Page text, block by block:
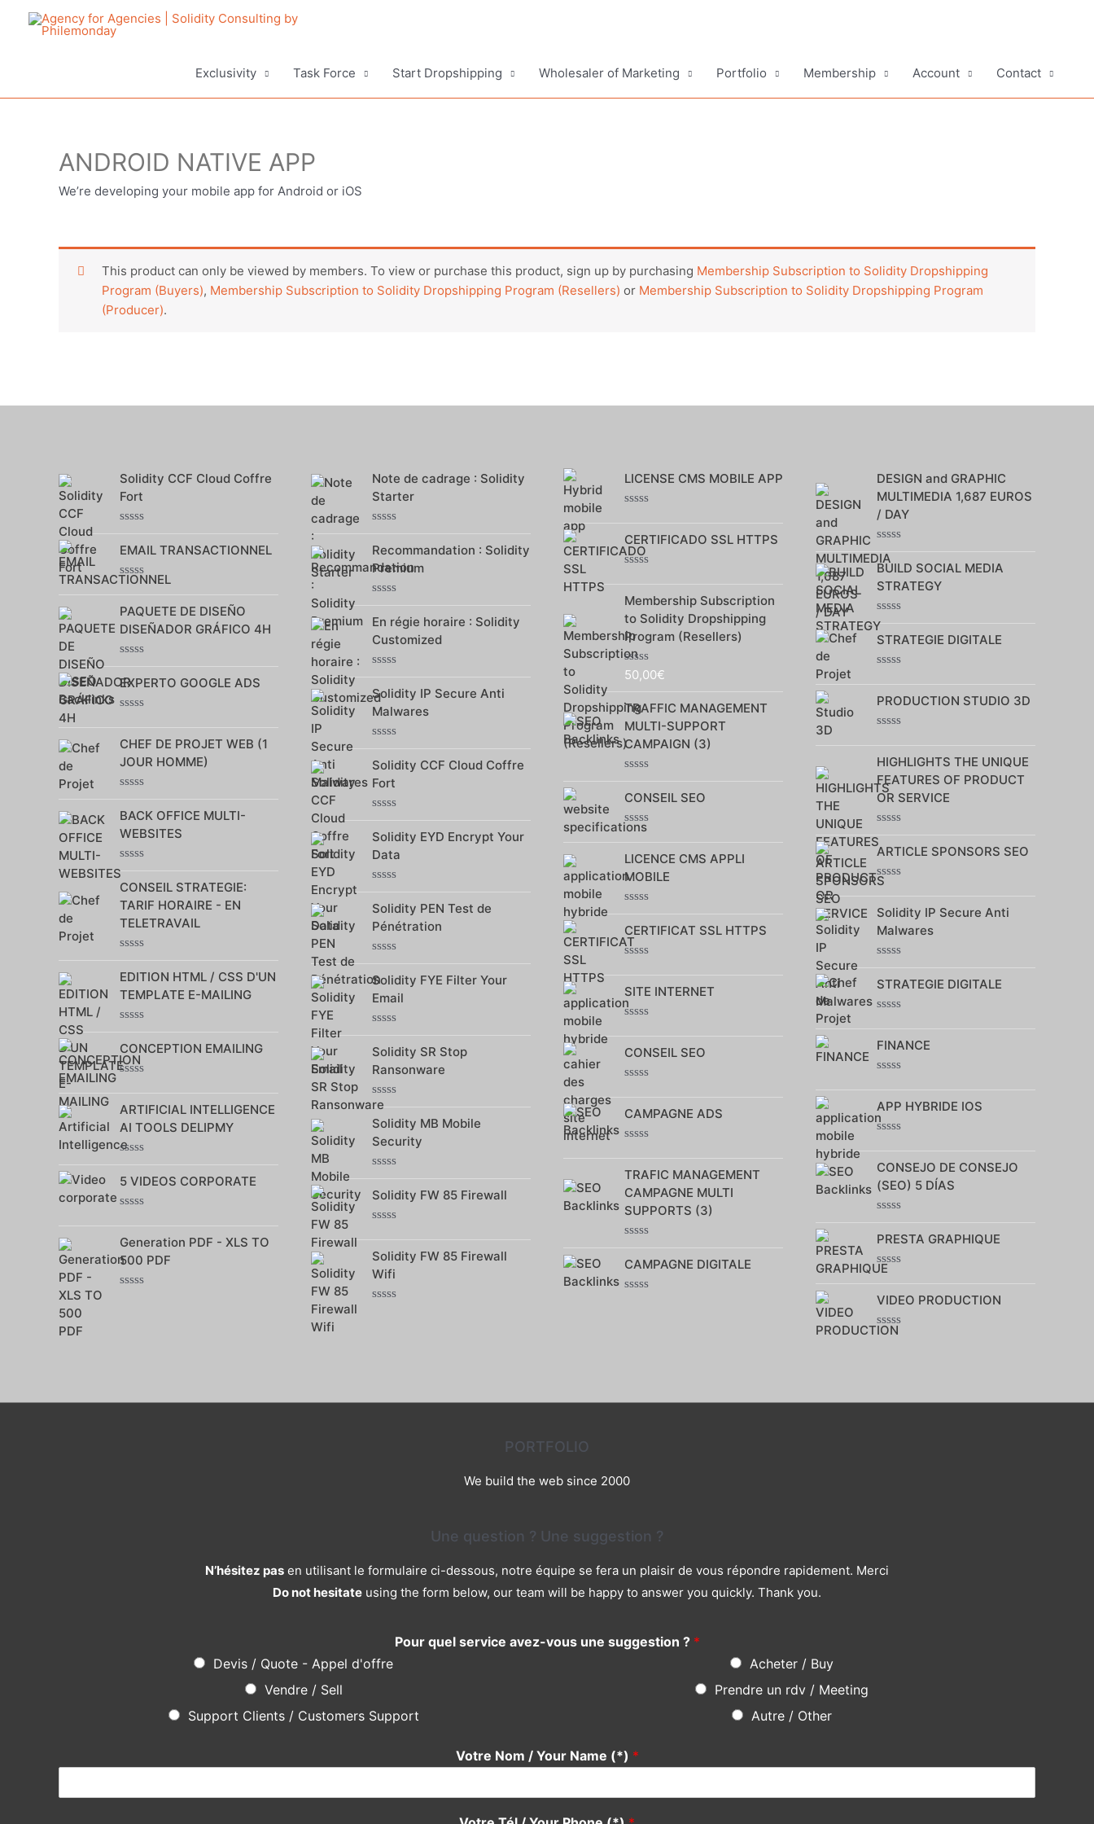
Exclusivity
Task Force Start Dropshipping Wholesaler of Marketing Portfolio Membership Account Contact
ANDROID NATIVE APP
We’re developing your mobile app for Android or iOS
This product can only be viewed by members. To view or purchase this product, sign up by purchasing Membership Subscription to Solidity Dropshipping
Program (Buyers), Membership Subscription to Solidity Dropshipping Program (Resellers) or Membership Subscription to Solidity Dropshipping Program
(Producer).
Solidity CCF Cloud Coffre
Fort
0
sur
5
EMAIL TRANSACTIONNEL
Note
sur
5
PAQUETE DE DISEÑO
DISEÑADOR GRÁFICO 4H
0
sur
5
EXPERTO GOOGLE ADS
sur
5
CHEF DE PROJET WEB (1
JOUR HOMME)
0
sur
5
BACK OFFICE MULTI-
WEBSITES
Note
0
sur
5
CONSEIL STRATEGIE:
TARIF HORAIRE - EN
TELETRAVAIL
0
sur
5
EDITION HTML / CSS D'UN
TEMPLATE E-MAILING
0
sur
5
CONCEPTION EMAILING
sur
5
ARTIFICIAL INTELLIGENCE
AI TOOLS DELIPMY
0
sur
5
5 VIDEOS CORPORATE
sur
5
Generation PDF - XLS TO
500 PDF
Note de cadrage : Solidity
Starter
0
sur
5
Recommandation : Solidity
Premium
0
sur
5
En régie horaire : Solidity
Customized
0
sur
5
Solidity IP Secure Anti
Malwares
0
sur
5
Solidity CCF Cloud Coffre
Fort
0
sur
5
Solidity EYD Encrypt Your
Data
0
sur
5
Solidity PEN Test de
Pénétration
0
sur
5
Solidity FYE Filter Your
Email
0
sur
5
Solidity SR Stop
Ransonware
Note
0
sur
5
Solidity MB Mobile
Security
0
sur
5
Solidity FW 85 Firewall
sur
5
Solidity FW 85 Firewall
Wifi
LICENSE CMS MOBILE APP
sur
5
CERTIFICADO SSL HTTPS
sur
5
Membership Subscription
to Solidity Dropshipping
Program (Resellers)
Note
5
50,00€
TRAFFIC MANAGEMENT
MULTI-SUPPORT
CAMPAIGN (3)
0
sur
5
CONSEIL SEO
Note
sur
5
LICENCE CMS APPLI
MOBILE
0
sur
5
CERTIFICAT SSL HTTPS
sur
5
SITE INTERNET
sur
CONSEIL SEO
sur
CAMPAGNE ADS
sur
5
TRAFIC MANAGEMENT
CAMPAGNE MULTI
SUPPORTS (3)
0
sur
5
CAMPAGNE DIGITALE
DESIGN and GRAPHIC
MULTIMEDIA 1,687 EUROS
/ DAY
Note
0
sur
5
BUILD SOCIAL MEDIA
STRATEGY
Note
0
sur
5
STRATEGIE DIGITALE
sur
PRODUCTION STUDIO 3D
sur
5
HIGHLIGHTS THE UNIQUE
FEATURES OF PRODUCT
OR SERVICE
Note
0
sur
5
ARTICLE SPONSORS SEO
Note
sur
5
Solidity IP Secure Anti
Malwares
0
sur
5
STRATEGIE DIGITALE
sur
FINANCE
sur
5
APP HYBRIDE IOS
sur
5
CONSEJO DE CONSEJO
(SEO) 5 DÍAS
0
sur
5
PRESTA GRAPHIQUE
Note
sur
VIDEO PRODUCTION
Note
PORTFOLIO
We build the web since 2000
Une question ? Une suggestion ?
N’hésitez pas en utilisant le formulaire ci-dessous, notre équipe se fera un plaisir de vous répondre rapidement. Merci
Do not hesitate using the form below, our team will be happy to answer you quickly. Thank you.
Pour quel service avez-vous une suggestion ? *
Devis / Quote - Appel d'offre
Acheter / Buy
Vendre / Sell
Prendre un rdv / Meeting
Support Clients / Customers Support
Autre / Other
Votre Nom / Your Name (*) *